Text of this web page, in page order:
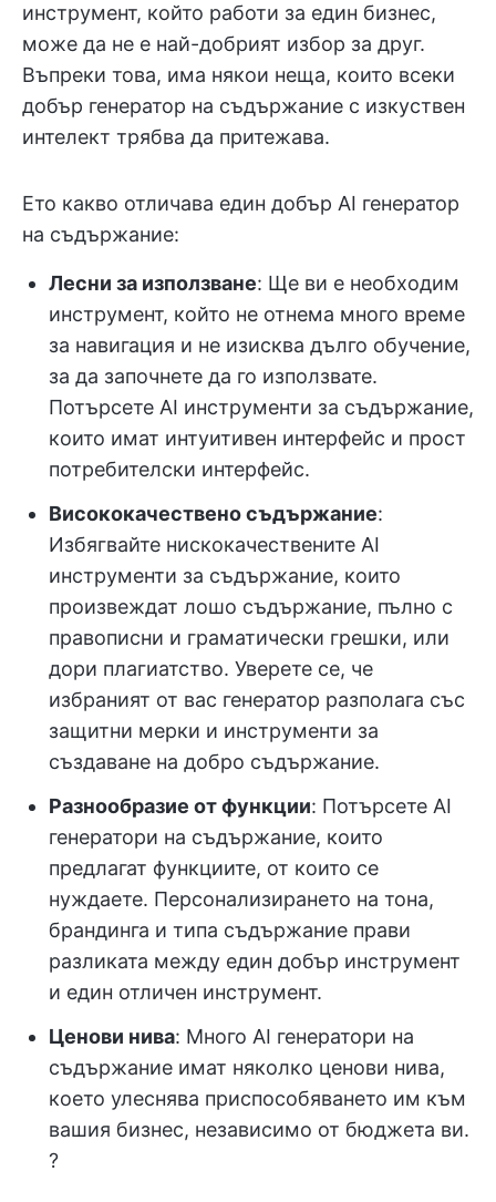
инструмент, който работи за един бизнес,
може да не е най-добрият избор за друг.
Въпреки това, има някои неща, които всеки
добър генератор на съдържание с изкуствен
интелект трябва да притежава.
Ето какво отличава един добър AI генератор
на съдържание:
Лесни за използване: Ще ви е необходим
инструмент, който не отнема много време
за навигация и не изисква дълго обучение,
за да започнете да го използвате.
Потърсете AI инструменти за съдържание,
които имат интуитивен интерфейс и прост
потребителски интерфейс.
Висококачествено съдържание:
Избягвайте нискокачествените AI
инструменти за съдържание, които
произвеждат лошо съдържание, пълно с
правописни и граматически грешки, или
дори плагиатство. Уверете се, че
избраният от вас генератор разполага със
защитни мерки и инструменти за
създаване на добро съдържание.
Разнообразие от функции: Потърсете AI
генератори на съдържание, които
предлагат функциите, от които се
нуждаете. Персонализирането на тона,
брандинга и типа съдържание прави
разликата между един добър инструмент
и един отличен инструмент.
Ценови нива: Много AI генератори на
съдържание имат няколко ценови нива,
което улеснява приспособяването им към
вашия бизнес, независимо от бюджета ви.
?